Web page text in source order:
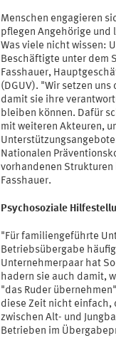
Menschen engagieren
pflegen Angehörige und
Was viele nicht wissen:
Beschäftigte unter dem
Fasshauer,
(DGUV). "Wir setzen
damit sie ihre
bleiben können. Dafür
mit weiteren Akteuren,
Nationalen
vorhandenen Strukturen
Fasshauer.
Psychosoziale
"Für familiengeführte
Betriebsübergabe
Unternehmerpaar hat
hadern sie auch damit,
"das Ruder
diese Zeit nicht einfach,
zwischen Alt- und
Betrieben im